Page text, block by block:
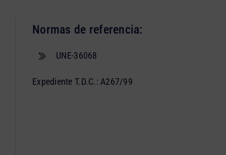
Normas de referencia:
UNE-36068
Expediente T.D.C.: A267/99